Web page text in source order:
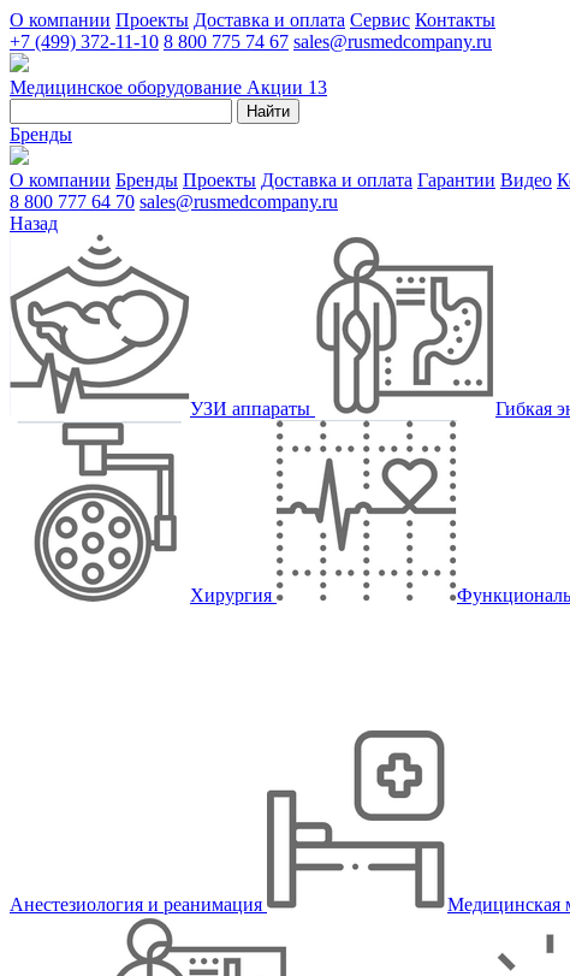
О компании Проекты Доставка и оплата Сервис Контакты
+7 (499) 372-11-10 8 800 775 74 67 sales@rusmedcompany.ru
Медицинское оборудование Акции 13
Найти
Бренды
О компании Бренды Проекты Доставка и оплата Гарантии Видео
8 800 777 64 70 sales@rusmedcompany.ru
Назад
УЗИ аппараты Гибкая
Хирургия
Анестезиология и реанимация Медицинская